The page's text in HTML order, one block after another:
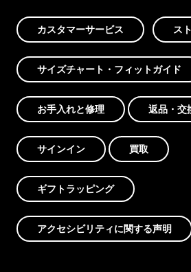
カスタマーサービス ス
サイズチャート・フィットガイド
お手入れと修理 返品・交
サインイン 買取
ギフトラッピング
アクセシビリティに関する声明